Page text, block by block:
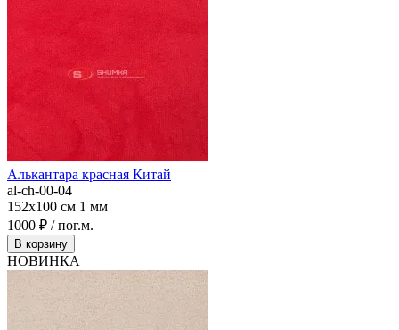
Алькантара красная Китай
al-ch-00-04
152x100 см 1 мм
1000 ₽ / пог.м.
В корзину
НОВИНКА